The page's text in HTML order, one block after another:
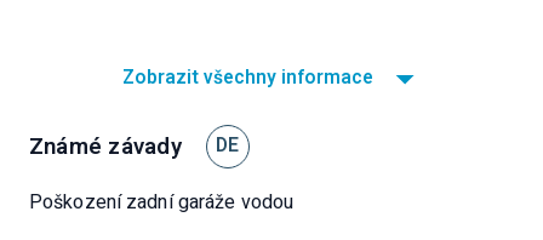
Zobrazit všechny informace
Známé závady DE
Poškození zadní garáže vodou